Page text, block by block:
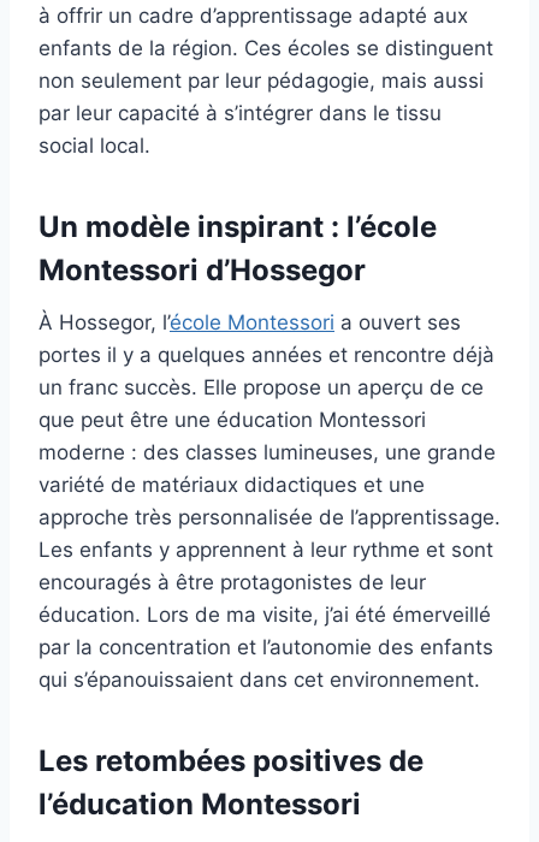
à offrir un cadre d’apprentissage adapté aux
enfants de la région. Ces écoles se distinguent
non seulement par leur pédagogie, mais aussi
par leur capacité à s’intégrer dans le tissu
social local.
Un modèle inspirant : l’école
Montessori d’Hossegor
À Hossegor, l’école Montessori a ouvert ses
portes il y a quelques années et rencontre déjà
un franc succès. Elle propose un aperçu de ce
que peut être une éducation Montessori
moderne : des classes lumineuses, une grande
variété de matériaux didactiques et une
approche très personnalisée de l’apprentissage.
Les enfants y apprennent à leur rythme et sont
encouragés à être protagonistes de leur
éducation. Lors de ma visite, j’ai été émerveillé
par la concentration et l’autonomie des enfants
qui s’épanouissaient dans cet environnement.
Les retombées positives de
l’éducation Montessori